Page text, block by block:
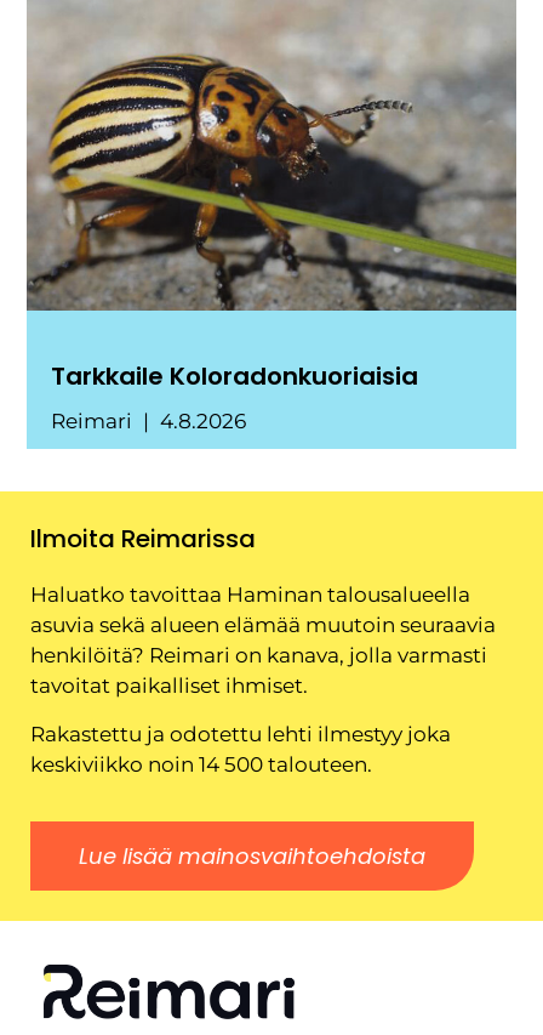
Tarkkaile Koloradonkuoriaisia
Reimari 4.8.2026
Ilmoita Reimarissa
Haluatko tavoittaa Haminan talousalueella
asuvia sekä alueen elämää muutoin seuraavia
henkilöitä? Reimari on kanava, jolla varmasti
tavoitat paikalliset ihmiset.
Rakastettu ja odotettu lehti ilmestyy joka
keskiviikko noin 14 500 talouteen.
Lue lisää mainosvaihtoehdoista